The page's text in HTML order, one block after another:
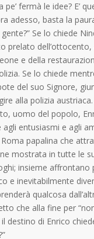
pe’ fermà le idee? E’
adesso, basta la
gente?” Se lo chiede
prelato dell’ottocento,
e della
Se lo chiede
del suo Signore,
alla polizia
uomo del popolo,
agli entusiasmi e agli
papalina che
mostrata in tutte le
insieme affrontano
e inevitabilmente
qualcosa
che alla fine per
destino di Enrico